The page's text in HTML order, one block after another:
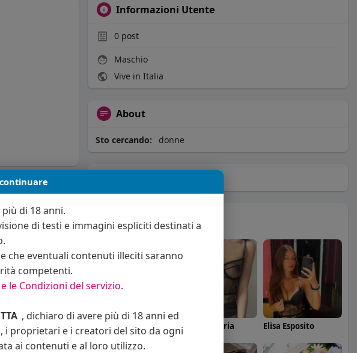
Informazioni Utente
0 post
Maschio
Vive in Italia
About
Sto cercando: donne
Angelica Cattaneo callmevittoria Elisa Esposito
di 18 anni.
di testi e immagini espliciti destinati a
che eventuali contenuti illeciti saranno
competenti.
le Condizioni del servizio.
, dichiaro di avere più di 18 anni ed
i proprietari e i creatori del sito da ogni
ai contenuti e al loro utilizzo.